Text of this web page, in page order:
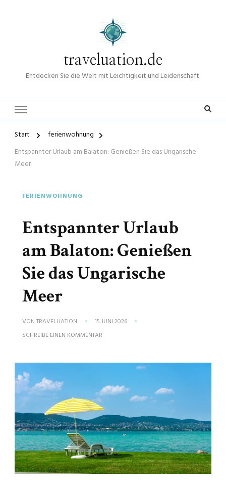
traveluation.de
Entdecken Sie die Welt mit Leichtigkeit und Leidenschaft.
Start
ferienwohnung
Entspannter Urlaub am Balaton: Genießen Sie das Ungarische
Meer
FERIENWOHNUNG
Entspannter Urlaub
am Balaton: Genießen
Sie das Ungarische
Meer
VON TRAVELUATION
15 JUNI 2026
SCHREIBE EINEN KOMMENTAR
AM
IE D
AS U
NGARISCHE M
EER